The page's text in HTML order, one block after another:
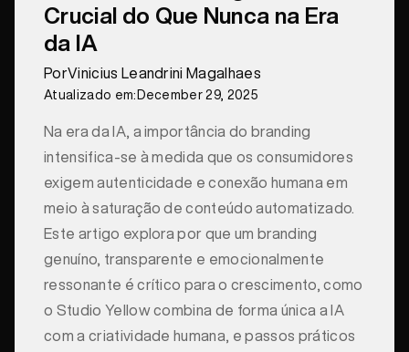
Crucial do Que Nunca na Era
da IA
PorVinicius Leandrini Magalhaes
Atualizado em: December 29, 2025
Na era da IA, a importância do branding
intensifica-se à medida que os consumidores
exigem autenticidade e conexão humana em
meio à saturação de conteúdo automatizado.
Este artigo explora por que um branding
genuíno, transparente e emocionalmente
ressonante é crítico para o crescimento, como
o Studio Yellow combina de forma única a IA
com a criatividade humana, e passos práticos